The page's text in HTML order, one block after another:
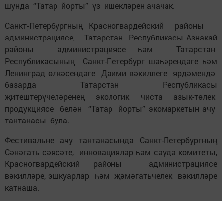
шунда “Татар йорты” үз ишекләрен ачачак.
Санкт‑Петербургның Красногвардейский районы
администрациясе, Татарстан Республикасы Азнакай
районы администрациясе һәм Татарстан
Республикасының Санкт-Петербург шәһәрендәге һәм
Ленинград өлкәсендәге Даими вәкиллеге ярдәмендә
базарда Татарстан Республикасы
җитештерүчеләренең экологик чиста азык-төлек
продукциясе белән “Татар йорты” экомаркетын ачу
тантанасы була.
Фестивальне ачу тантанасында Санкт-Петербургның
Сәнәгать сәясәте, инновацияләр һәм сәүдә комитеты,
Красногвардейский районы администрациясе
вәкилләре, эшкуарлар һәм җәмәгатьчелек вәкилләре
катнаша.